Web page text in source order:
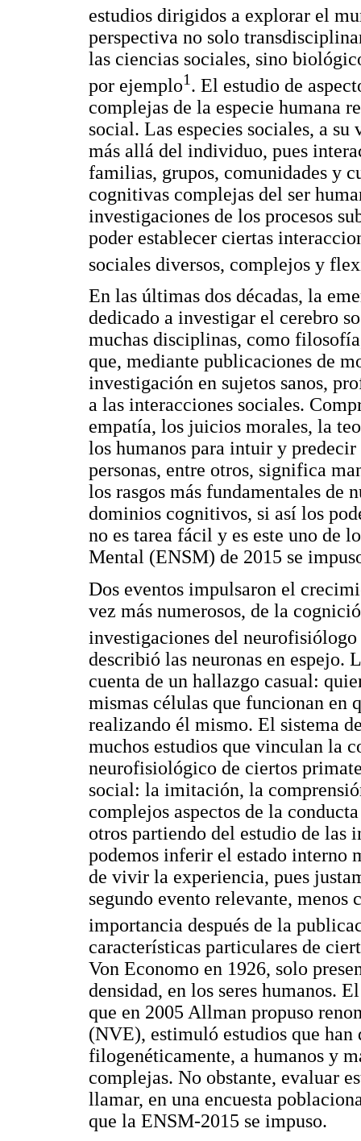
estudios dirigidos a explorar el
perspectiva no solo
las ciencias sociales, sino
por ejemplo1. El estudio de
complejas de la especie humana
social. Las especies sociales, a su
más allá del individuo, pues
familias, grupos, comunidades y
cognitivas complejas del ser
investigaciones de los procesos
poder establecer ciertas
sociales diversos, complejos y
En las últimas dos décadas, la
dedicado a investigar el cerebro
muchas disciplinas, como
que, mediante publicaciones de
investigación en sujetos sanos,
a las interacciones sociales.
empatía, los juicios morales, la
los humanos para intuir y
personas, entre otros, significa
los rasgos más fundamentales de
dominios cognitivos, si así los
no es tarea fácil y es este uno de
Mental (ENSM) de 2015 se
Dos eventos impulsaron el
vez más numerosos, de la
investigaciones del
describió las neuronas en espejo.
cuenta de un hallazgo casual:
mismas células que funcionan en
realizando él mismo. El sistema
muchos estudios que vinculan la
neurofisiológico de ciertos
social: la imitación, la
complejos aspectos de la
otros partiendo del estudio de las
podemos inferir el estado interno
de vivir la experiencia, pues
segundo evento relevante,
importancia después de la
características particulares de
Von Economo en 1926, solo
densidad, en los seres humanos.
que en 2005 Allman propuso
(NVE), estimuló estudios que
filogenéticamente, a humanos y
complejas. No obstante, evaluar
llamar, en una encuesta
que la ENSM-2015 se impuso.